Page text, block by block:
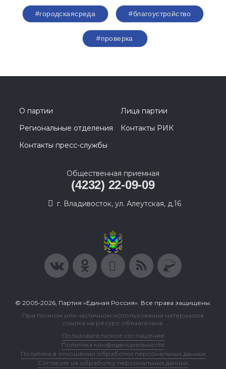
#городскаясреда #благоустройство
#проверка
О партии
Лица партии
Региональные отделения
Контакты РИК
Контакты пресс-службы
Общественная приемная
(4232) 22-09-09
г. Владивосток, ул. Алеутская, д.16
© 2005-2026, Партия «Единая Россия». Все права защищены.
При полном или частичном использовании материалов
ссылка на ресурс обязательна.
Пользовательское соглашение
Политика конфиденциальности
Политика в отношении обработки персональных данных
Согласие на обработку персональных данных